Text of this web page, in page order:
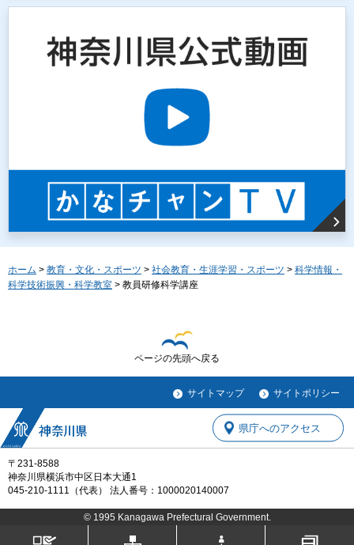
ホーム > 教育・文化・スポーツ > 社会教育・生涯学習・スポーツ > 科学情報・
科学技術振興・科学教室 > 教員研修科学講座
ページの先頭へ戻る
サイトマップ サイトポリシー
〒231-8588
神奈川県横浜市中区日本大通1
045-210-1111（代表） 法人番号：1000020140007
県庁へのアクセス
© 1995 Kanagawa Prefectural Government.